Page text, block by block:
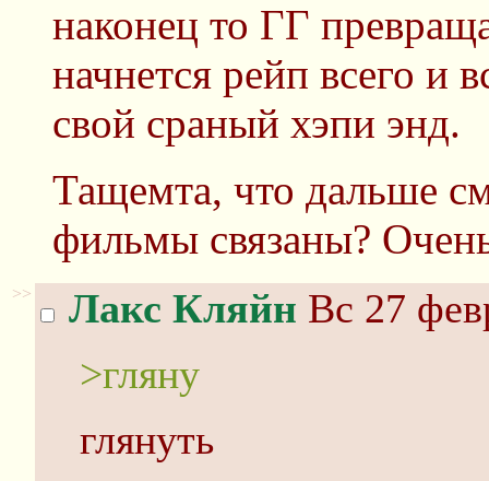
наконец то ГГ
начнется рейп всего и
свой сраный хэпи энд.
Тащемта, что дальше
фильмы связаны?
>> Лакс Кляйн Вс 27
>гляну
глянуть